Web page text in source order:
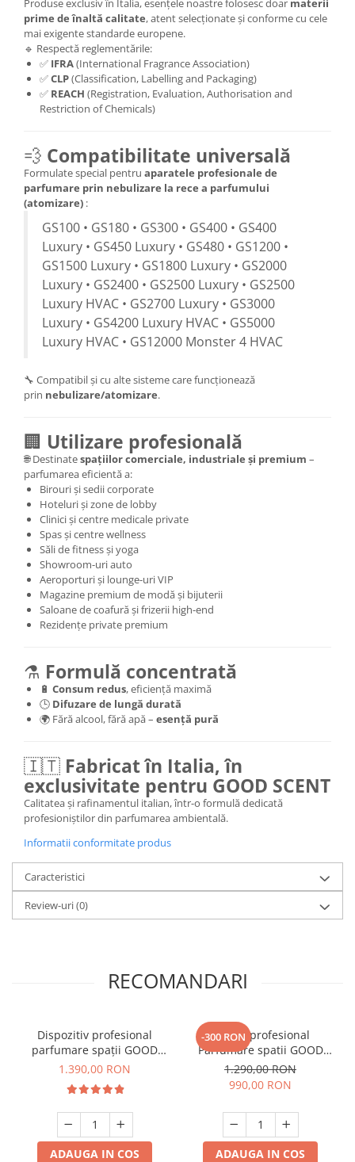
prime de înaltă calitate, atent selecționate și conforme cu cele
mai exigente standarde europene.
🔹 Respectă reglementările:
✅ IFRA(International Fragrance Association)
✅CLP(Classification, Labelling and Packaging)
✅ REACH (Registration, Evaluation, Authorisation and
Restriction of Chemicals)
💨 Compatibilitate universală
Formulate special pentru aparatele profesionale de
parfumare prin nebulizare la rece a parfumului
(atomizare) :
GS100 • GS180 • GS300 • GS400 • GS400
Luxury • GS450 Luxury • GS480 • GS1200 •
GS1500 Luxury • GS1800 Luxury • GS2000
Luxury • GS2400 • GS2500 Luxury • GS2500
Luxury HVAC • GS2700 Luxury • GS3000
Luxury • GS4200 Luxury HVAC • GS5000
Luxury HVAC • GS12000 Monster 4 HVAC
🔧 Compatibil și cu alte sisteme care funcționează
prin nebulizare/atomizare.
🏢 Utilizare profesională
🌐 Destinatespațiilor comerciale, industriale și premium –
parfumarea eficientă a:
Birouri și sedii corporate
Hoteluri și zone de lobby
Clinici și centre medicale private
Spas și centre wellness
Săli de fitness și yoga
Showroom-uri auto
Aeroporturi și lounge-uri VIP
Magazine premium de modă și bijuterii
Saloane de coafură și frizerii high-end
Rezidențe private premium
⚗️ Formulă concentrată
🔋 Consum redus, eficiență maximă
🕒 Difuzare de lungă durată
🌍 Fără alcool, fără apă – esență pură
🇮🇹 Fabricat în Italia, în
exclusivitate pentru GOOD SCENT
Calitatea și rafinamentul italian, într-o formulă dedicată
profesioniștilor din parfumarea ambientală.
Informatii conformitate produs
Caracteristici
Review-uri(0)
RECOMANDARI
Dispozitiv profesional
parfumare spații GOOD
SCENT Monolith 1800 -
1.390,00 RON
ADAUGA IN COS
-300 RON
Aparat profesional
Parfumare spatii GOOD
SCENT Contour 2000,
culoare alba
1.290,00 RON
990,00 RON
ADAUGA IN COS